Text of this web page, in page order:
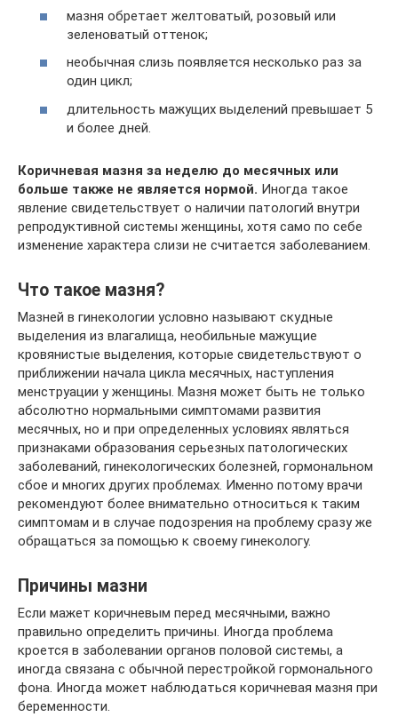
мазня обретает желтоватый, розовый или
зеленоватый оттенок;
необычная слизь появляется несколько раз за
один цикл;
длительность мажущих выделений превышает 5
и более дней.
Коричневая мазня за неделю до месячных или
больше также не является нормой. Иногда такое
явление свидетельствует о наличии патологий внутри
репродуктивной системы женщины, хотя само по себе
изменение характера слизи не считается заболеванием.
Что такое мазня?
Мазней в гинекологии условно называют скудные
выделения из влагалища, необильные мажущие
кровянистые выделения, которые свидетельствуют о
приближении начала цикла месячных, наступления
менструации у женщины. Мазня может быть не только
абсолютно нормальными симптомами развития
месячных, но и при определенных условиях являться
признаками образования серьезных патологических
заболеваний, гинекологических болезней, гормональном
сбое и многих других проблемах. Именно потому врачи
рекомендуют более внимательно относиться к таким
симптомам и в случае подозрения на проблему сразу же
обращаться за помощью к своему гинекологу.
Причины мазни
Если мажет коричневым перед месячными, важно
правильно определить причины. Иногда проблема
кроется в заболевании органов половой системы, а
иногда связана с обычной перестройкой гормонального
фона. Иногда может наблюдаться коричневая мазня при
беременности.